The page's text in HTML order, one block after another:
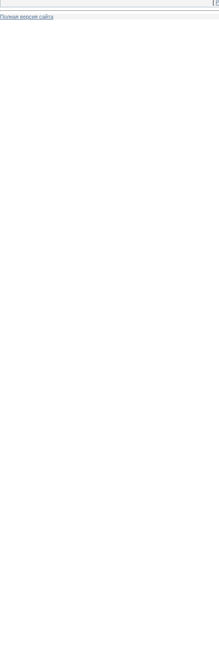
[
Полная версия сайта